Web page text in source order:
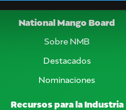
National Mango Board
Sobre NMB
Destacados
Nominaciones
Recursos para la Industria